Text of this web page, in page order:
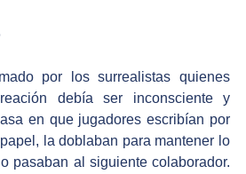
por los surrealistas quienes
debía ser inconsciente y
en que jugadores escribían por
la doblaban para mantener lo
pasaban al siguiente colaborador.